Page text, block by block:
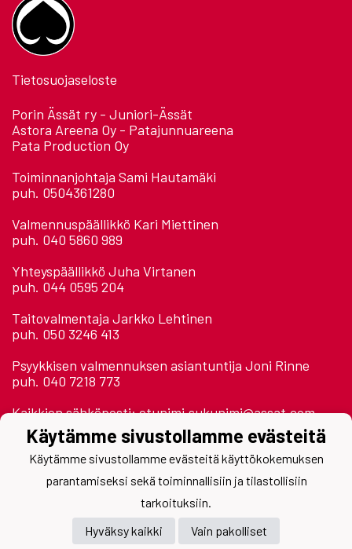
Tietosuojaseloste
Porin Ässät ry - Juniori-Ässät
Astora Areena Oy - Patajunnuareena
Pata Production Oy
Toiminnanjohtaja Sami Hautamäki
puh. 0504361280
Valmennuspäällikkö Kari Miettinen
puh. 040 5860 989
Yhteyspäällikkö Juha Virtanen
puh. 044 0595 204
Taitovalmentaja Jarkko Lehtinen
puh. 050 3246 413
Psyykkisen valmennuksen asiantuntija Joni Rinne
puh. 040 7218 773
Kaikkien sähköposti: etunimi.sukunimi@assat.com
Astora Areena 2. krs.
Jäähallinpolku
28500 Pori
Käytämme sivustollamme evästeitä
Käytämme sivustollamme evästeitä käyttökokemuksen
parantamiseksi sekä toiminnallisiin ja tilastollisiin
tarkoituksiin.
Hyväksy kaikki
Vain pakolliset